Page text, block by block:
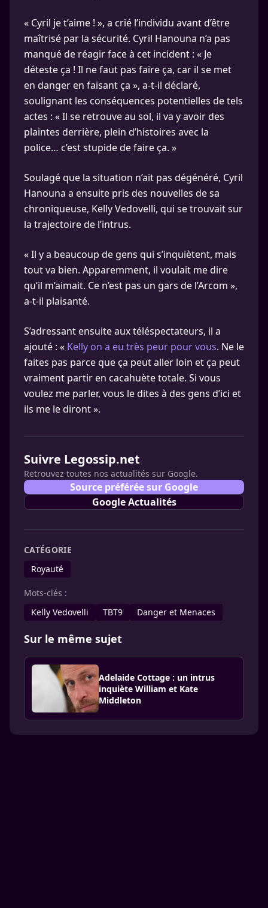
« Cyril je t’aime ! », a crié l’individu avant d’être
maîtrisé par la sécurité. Cyril Hanouna n’a pas
manqué de réagir face à cet incident : « Je
déteste ça ! Il ne faut pas faire ça, car il se met
en danger en faisant ça », a-t-il déclaré,
soulignant les conséquences potentielles de tels
actes : « Il se retrouve au sol, il va y avoir des
plaintes derrière, plein d’histoires avec la
police… c’est stupide de faire ça. »
Soulagé que la situation n’ait pas dégénéré, Cyril
Hanouna a ensuite pris des nouvelles de sa
chroniqueuse, Kelly Vedovelli, qui se trouvait sur
la trajectoire de l’intrus.
« Il y a beaucoup de gens qui s’inquiètent, mais
tout va bien. Apparemment, il voulait me dire
qu’il m’aimait. Ce n’est pas un gars de l’Arcom »,
a-t-il plaisanté.
S’adressant ensuite aux téléspectateurs, il a
ajouté : « Kelly on a eu très peur pour vous. Ne le
faites pas parce que ça peut aller loin et ça peut
vraiment partir en cacahuète totale. Si vous
voulez me parler, vous le dites à des gens d’ici et
ils me le diront ».
Suivre Legossip.net
Retrouvez toutes nos actualités sur Google.
Source préférée sur Google
Google Actualités
CATÉGORIE
Royauté
Mots-clés :
Kelly Vedovelli
TBT9 Danger et Menaces
Sur le même sujet
Adelaide Cottage : un intrus
inquiète William et Kate
Middleton